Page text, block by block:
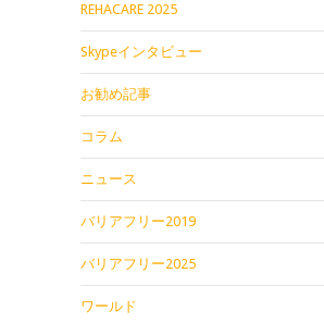
REHACARE 2025
Skypeインタビュー
お勧め記事
コラム
ニュース
バリアフリー2019
バリアフリー2025
ワールド